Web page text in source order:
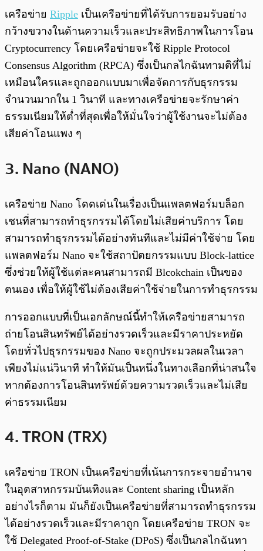
เครือข่าย Ripple เป็นเครือข่ายที่ได้รับการยอมรับอย่าง
กว้างขวางในด้านความเร็วและประสิทธิภาพในการโอน
Cryptocurrency โดยเครือข่ายจะใช้ Ripple Protocol
Consensus Algorithm (RPCA) ซึ่งเป็นกลไกฉันทามติที่ไม่
เหมือนใครและถูกออกแบบมาเพื่อจัดการกับธุรกรรม
จำนวนมากใน 1 วินาที และทางเครือข่ายจะรักษาค่า
ธรรมเนียมให้ต่ำที่สุดเพื่อให้มั่นใจว่าผู้ใช้งานจะไม่ต้อง
เสียค่าโอนแพง ๆ
3. Nano (NANO)
เครือข่าย Nano โดดเด่นในเรื่องเป็นแพลตฟอร์มบล็อก
เชนที่สามารถทำธุรกรรมได้โดยไม่เสียค่าบริการ โดย
สามารถทำธุรกรรมได้อย่างทันทีและไม่มีค่าใช้จ่าย โดย
แพลตฟอร์ม Nano จะใช้สถาปัตยกรรมแบบ Block-lattice
ซึ่งช่วยให้ผู้ใช้แต่ละคนสามารถมี Blcokchain เป็นของ
ตนเอง เพื่อให้ผู้ใช้ไม่ต้องเสียค่าใช้จ่ายในการทำธุรกรรม
การออกแบบที่เป็นเอกลักษณ์นี้ทำให้เครือข่ายสามารถ
ถ่ายโอนสินทรัพย์ได้อย่างรวดเร็วและมีราคาประหยัด
โดยทั่วไปธุรกรรมของ Nano จะถูกประมวลผลในเวลา
เพียงไม่แน่วินาที ทำให้มันเป็นหนึ่งในทางเลือกที่น่าสนใจ
หากต้องการโอนสินทรัพย์ด้วยความรวดเร็วและไม่เสีย
ค่าธรรมเนียม
4. TRON (TRX)
เครือข่าย TRON เป็นเครือข่ายที่เน้นการกระจายอำนาจ
ในอุตสาหกรรมบันเทิงและ Content sharing เป็นหลัก
อย่างไรก็ตาม มันก็ยังเป็นเครือข่ายที่สามารถทำธุรกรรม
ได้อย่างรวดเร็วและมีราคาถูก โดยเครือข่าย TRON จะ
ใช้ Delegated Proof-of-Stake (DPoS) ซึ่งเป็นกลไกฉันทา